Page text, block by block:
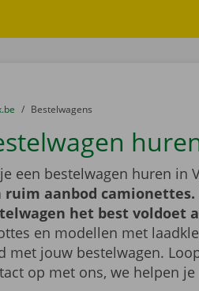
zich hier:
naar
Bestelwagens
een bestelwagen huren in
ruim aanbod
het best voldoet
en modellen met
met jouw bestelwagen.
op met ons, we helpen